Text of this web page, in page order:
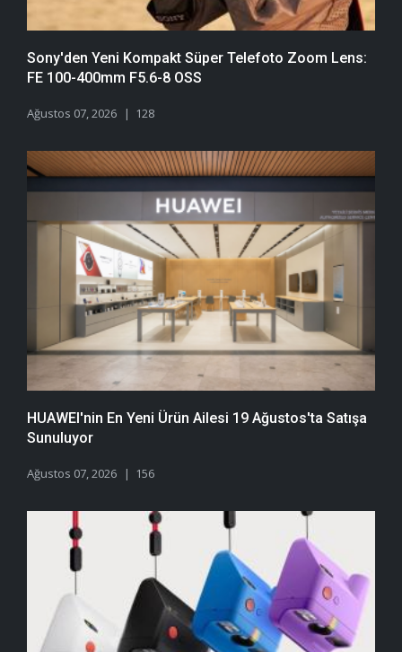
Sony'den Yeni Kompakt Süper Telefoto Zoom Lens:
FE 100-400mm F5.6-8 OSS
Ağustos 07, 2026 128
HUAWEI'nin En Yeni Ürün Ailesi 19 Ağustos'ta Satışa
Sunuluyor
Ağustos 07, 2026 156